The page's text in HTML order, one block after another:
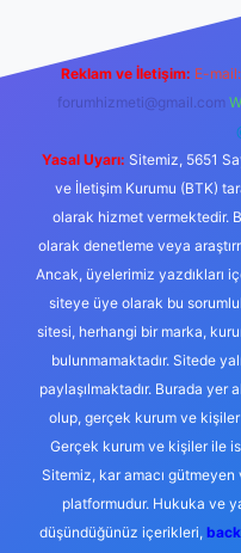
Reklam ve İletişim: E-mail:
forumhizmeti@gmail.com
Yasal Uyarı: Sitemiz, 5651
ve İletişim Kurumu (BTK)
olarak hizmet vermektedir.
olarak denetleme veya
Ancak, üyelerimiz yazdıkları
siteye üye olarak bu
sitesi, herhangi bir marka,
bulunmamaktadır. Sitede
paylaşılmaktadır. Burada yer
olup, gerçek kurum ve kişiler
Gerçek kurum ve kişiler ile
Sitemiz, kar amacı
platformudur. Hukuka ve
düşündüğünüz içerikleri,